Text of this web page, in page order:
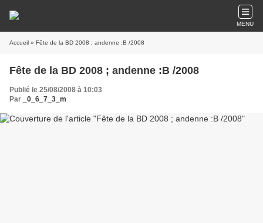
MENU
Accueil » Fête de la BD 2008 ; andenne :B /2008
Fête de la BD 2008 ; andenne :B /2008
Publié le 25/08/2008 à 10:03
Par
_0_6_7_3_m